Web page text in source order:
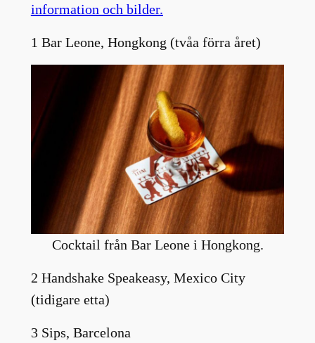
information och bilder.
1 Bar Leone, Hongkong (tvåa förra året)
Cocktail från Bar Leone i Hongkong.
2 Handshake Speakeasy, Mexico City
(tidigare etta)
3 Sips, Barcelona